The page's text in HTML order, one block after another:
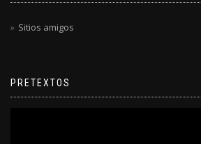
Sitios amigos
PRETEXTOS